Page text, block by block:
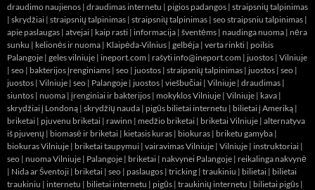
draudimo naujienos | draudimas internetu | pigios padangos | straipsnių talpinimas
| skrydžiai | straipsnių talpinimas | straipsnių talpinimas | seo straipsniu talpinimas |
apie paslaugas | atvejai | kaip rasti | informacija | šventėms | naudinga nuoma | nėra
sunku | kelionės ir nuoma | Klaipėda-Vilnius | gelbėja | verta rinkti | poilsis
Palangoje | geles vilniuje | ineport.com | rašyti info@ineport.com | juostos | Vilniuje
| seo | bakterijos įrenginiams | seo | juostos | straipsnių talpinimas | juostos | seo |
juostos | Vilniuje | seo | Palangoje | juostos | viešbučiai | Vilniuje | draudimas |
siuntos | nuoma | įrenginiai ir bakterijos | mokyklos Vilniuje | Vilniuje | kava |
skrydžiai į Londoną | skrydžių nauda | pigūs bilietai internetu | bilietai į Ameriką |
briketai | pjuvenu briketai | rawinn | medžio briketai | briketai Vilniuje | alternatyva
iš pjuvenų | biomasė ir briketai | kietasis kuras | biokuras | briketu gamyba |
biokuras Vilniuje | briketai taupymui | vairavimas Vilniuje | Vilniuje | instruktoriai |
seo | nuoma Vilniuje | Palangoje | briketai | nakvynei Palangoje | reikalinga nakvynė
| Nida ar Šventoji | briketai | seo | paslaugos | tricking | traukiniu | bilietai | bilietai
traukiniu | internetu | bilietai internetu | pigūs | traukinių internetu | bilietai pigūs |